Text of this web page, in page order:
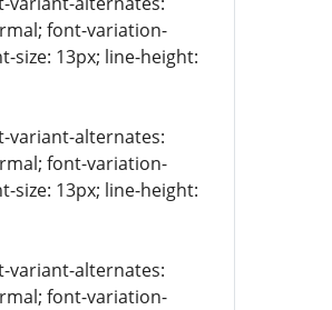
font-variation-
13px; line-height:
variant-alternates:
font-variation-
13px; line-height:
variant-alternates:
font-variation-